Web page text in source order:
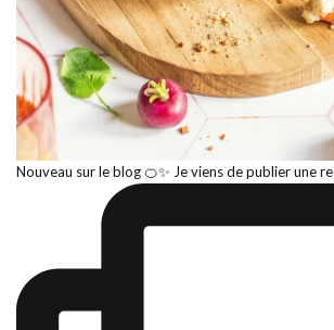
Nouveau sur le blog 🍊✨ Je viens de publier une re